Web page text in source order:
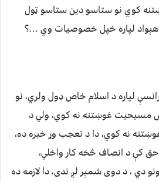
کوي نو ستاسو دین ستاسو ټول
هېواد لپاره خپل خصوصیات وي …؟
لپاره د اسلام خاص ډول ولري، نو
مسیحیت غوښتنه نه کوي، ولي د
نه کوي، دا د تعجب وړ خبره ده،
کې د انصاف څخه کار واخلي،
دي ، د دوی شمېر لږ ندی، دا لازمه ده